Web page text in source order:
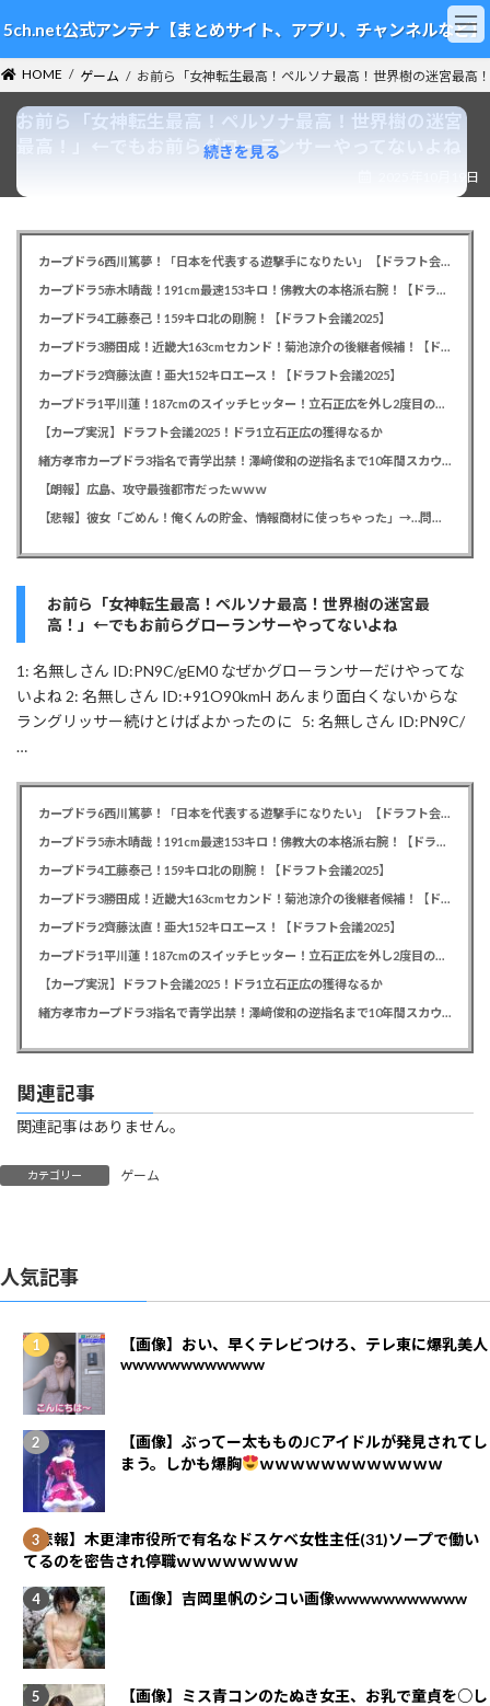
ン
テ
ン
ツ
ビ
ゲ
ー
シ
5ch.net公式アンテナ【まとめサイト、アプリ、チャンネルなど】
HOME ゲーム お前ら「女神転生最高！ペルソナ最高！世界樹の迷宮最
お前ら「女神転生最高！ペルソナ最高！世界樹の迷宮
最高！」←でもお前らグローランサーやってないよね
2025年10月19日
カープドラ6西川篤夢！「日本を代表する遊撃手になりたい」【ドラフト会議2025】
カープドラ5赤木晴哉！191cm最速153キロ！佛教大の本格派右腕！【ドラフト会議2025】
カープドラ4工藤泰己！159キロ北の剛腕！【ドラフト会議2025】
カープドラ3勝田成！近畿大163cmセカンド！菊池涼介の後継者候補！【ドラフト会議2025】
カープドラ2齊藤汰直！亜大152キロエース！【ドラフト会議2025】
カープドラ1平川蓮！187cmのスイッチヒッター！立石正広を外し2度目の重複も新井監督がクジを引き当てる！【ドラフト会議2025】
【カープ実況】ドラフト会議2025！ドラ1立石正広の獲得なるか
緒方孝市カープドラ3指名で青学出禁！澤﨑俊和の逆指名まで10年間スカウト出禁
【朗報】広島、攻守最強都市だったｗｗｗ
【悲報】彼女「ごめん！俺くんの貯金、情報商材に使っちゃった」→…問い詰めたらギャン泣きされたんだが俺が悪いのか？
お前ら「女神転生最高！ペルソナ最高！世界樹の迷宮最
高！」←でもお前らグローランサーやってないよね
1: 名無しさん ID:PN9C/gEM0 なぜかグローランサーだけやってな
いよね 2: 名無しさん ID:+91O90kmH あんまり面白くないからな
ラングリッサー続けとけばよかったのに 5: 名無しさん ID:PN9C/
…
続きを見る
カープドラ6西川篤夢！「日本を代表する遊撃手になりたい」【ドラフト会議2025】
カープドラ5赤木晴哉！191cm最速153キロ！佛教大の本格派右腕！【ドラフト会議2025】
カープドラ4工藤泰己！159キロ北の剛腕！【ドラフト会議2025】
カープドラ3勝田成！近畿大163cmセカンド！菊池涼介の後継者候補！【ドラフト会議2025】
カープドラ2齊藤汰直！亜大152キロエース！【ドラフト会議2025】
カープドラ1平川蓮！187cmのスイッチヒッター！立石正広を外し2度目の重複も新井監督がクジを引き当てる！【ドラフト会議2025】
【カープ実況】ドラフト会議2025！ドラ1立石正広の獲得なるか
緒方孝市カープドラ3指名で青学出禁！澤﨑俊和の逆指名まで10年間スカウト出禁
関連記事
関連記事はありません。
カテゴリー ゲーム
人気記事
【画像】おい、早くテレビつけろ、テレ東に爆乳美人
wwwwwwwwwwww
【画像】ぶってー太もものJCアイドルが発見されてし
まう。しかも爆胸
ｗｗｗｗｗｗｗｗｗｗｗｗ
【悲報】木更津市役所で有名なドスケベ女性主任(31)ソープで働い
てるのを密告され停職ｗｗｗｗｗｗｗｗ
【画像】吉岡里帆のシコい画像wwwwwwwwwww
【画像】ミス青コンのたぬき女王、お乳で童貞を○し